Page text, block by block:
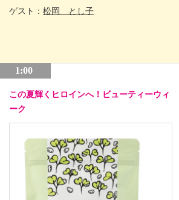
ゲスト： 松岡 とし子
1:00
この夏輝くヒロインへ！ビューティーウィ
ーク